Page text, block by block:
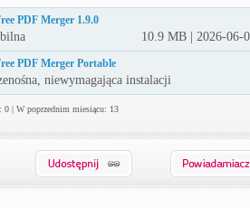
PDF Merger 1.9.0
10.9 MB | 2026-06-
PDF Merger Portable
niewymagająca instalacji
0 | W poprzednim miesiącu: 13